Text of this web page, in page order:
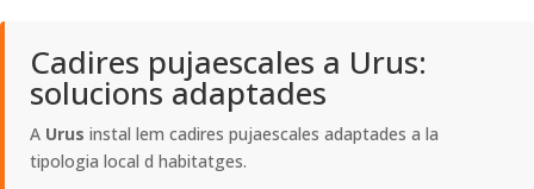
Cadires pujaescales a Urus:
solucions adaptades
A Urus instal lem cadires pujaescales adaptades a la
tipologia local d habitatges.